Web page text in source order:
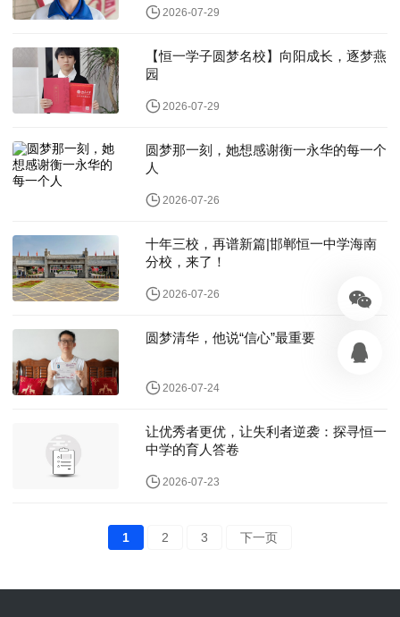
2026-07-29
【恒一学子圆梦名校】向阳成长，逐梦燕
园
2026-07-29
圆梦那一刻，她想感谢衡一永华的每一个
人
2026-07-26
十年三校，再谱新篇|邯郸恒一中学海南
分校，来了！
2026-07-26
圆梦清华，他说“信心”最重要
2026-07-24
让优秀者更优，让失利者逆袭：探寻恒一
中学的育人答卷
2026-07-23
1 2 3 下一页